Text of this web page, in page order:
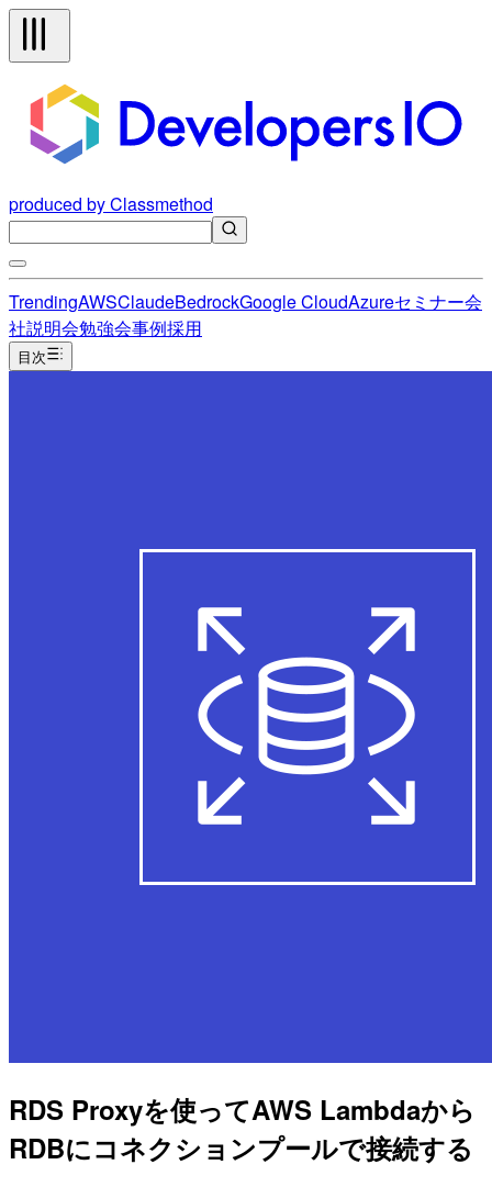
produced by Classmethod
TrendingAWSClaudeBedrockGoogle CloudAzureセミナー会
社説明会勉強会事例採用
目次
RDS Proxyを使ってAWS Lambdaから
RDBにコネクションプールで接続する